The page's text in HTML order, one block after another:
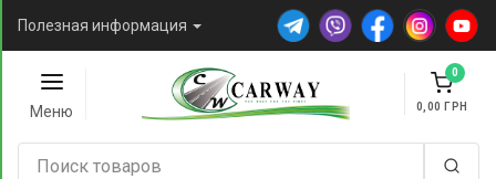
Полезная информация
Меню
0
0,00